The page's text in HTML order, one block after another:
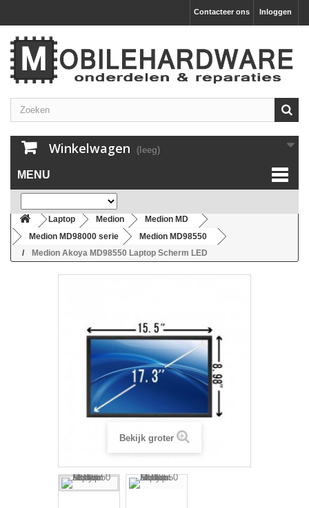
Inloggen
Contacteer ons
Winkelwagen (leeg)
MENU
Laptop Medion
Medion MD
Medion MD98000 serie
Medion MD98550
Medion Akoya MD98550 Laptop Scherm LED
Bekijk groter